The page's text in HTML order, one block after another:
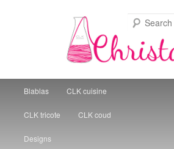
Christal Little Kitchen
Skip to primary content
Skip to secondary content
Blablas CLK cuisine
CLK tricote CLK coud
Designs